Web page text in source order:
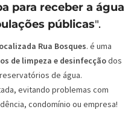
para receber a água
públicas".
Rua Bosques. é uma
de limpeza e desinfecçãodos
de água.
evitando problemas com
condomínio ou empresa!